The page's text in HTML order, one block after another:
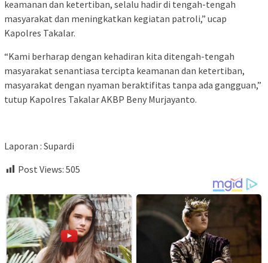
keamanan dan ketertiban, selalu hadir di tengah-tengah
masyarakat dan meningkatkan kegiatan patroli,” ucap
Kapolres Takalar.
“Kami berharap dengan kehadiran kita ditengah-tengah
masyarakat senantiasa tercipta keamanan dan ketertiban,
masyarakat dengan nyaman beraktifitas tanpa ada gangguan,”
tutup Kapolres Takalar AKBP Beny Murjayanto.
Laporan : Supardi
Post Views: 505